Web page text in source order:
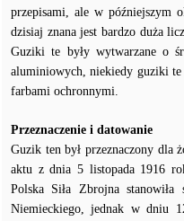
przepisami, ale w późniejszym
dzisiaj znana jest bardzo duża
Guziki te były wytwarzane o
aluminiowych, niekiedy guziki te
farbami ochronnymi.
Przeznaczenie i datowanie
Guzik ten był przeznaczony dla
aktu z dnia 5 listopada 1916
Polska Siła Zbrojna stanowiła
Niemieckiego, jednak w dniu